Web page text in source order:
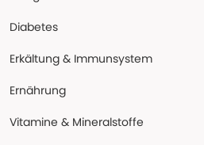
Diabetes
Erkältung & Immunsystem
Ernährung
Vitamine & Mineralstoffe